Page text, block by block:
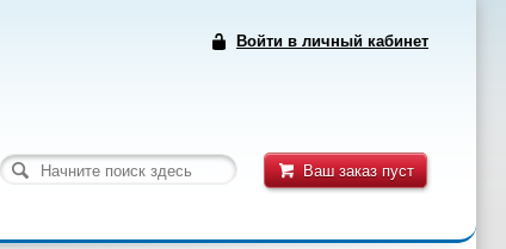
Войти в личный кабинет
Ваш заказ пуст